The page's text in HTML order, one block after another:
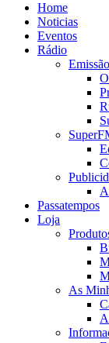
Home
Noticias
Eventos
Rádio
Emissão
Passatempos
Loja
As